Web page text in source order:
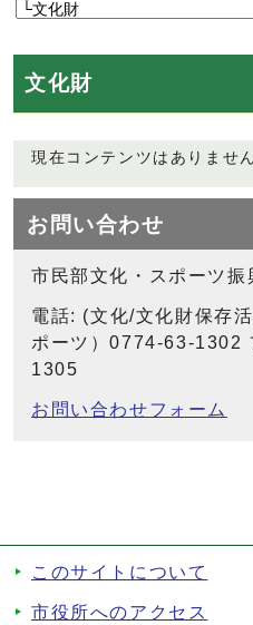
文化財
現在コンテンツはありません
お問い合わせ
市民部文化・スポーツ振
電話: (文化/文化財保存
ポーツ）0774-63-1302
1305
お問い合わせフォーム
このサイトについて
市役所へのアクセス